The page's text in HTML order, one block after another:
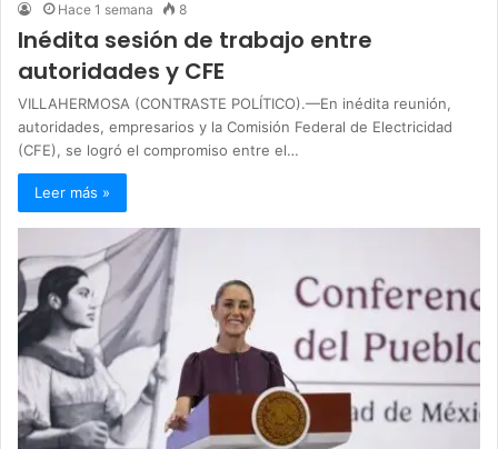
Hace 1 semana 8
Inédita sesión de trabajo entre
autoridades y CFE
VILLAHERMOSA (CONTRASTE POLÍTICO).—En inédita reunión,
autoridades, empresarios y la Comisión Federal de Electricidad
(CFE), se logró el compromiso entre el…
Leer más »